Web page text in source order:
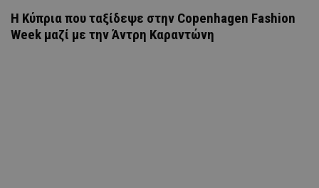
Η Κύπρια που ταξίδεψε στην Copenhagen Fashion
Week μαζί με την Άντρη Καραντώνη